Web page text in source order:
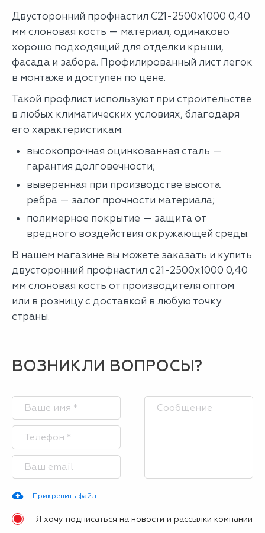
Двусторонний профнастил С21-2500х1000 0,40
мм слоновая кость — материал, одинаково
хорошо подходящий для отделки крыши,
фасада и забора. Профилированный лист легок
в монтаже и доступен по цене.
Такой профлист используют при строительстве
в любых климатических условиях, благодаря
его характеристикам:
высокопрочная оцинкованная сталь —
гарантия долговечности;
выверенная при производстве высота
ребра — залог прочности материала;
полимерное покрытие — защита от
вредного воздействия окружающей среды.
В нашем магазине вы можете заказать и купить
двусторонний профнастил с21-2500х1000 0,40
мм слоновая кость от производителя оптом
или в розницу с доставкой в любую точку
страны.
ВОЗНИКЛИ ВОПРОСЫ?
Прикрепить файл
Я хочу подписаться на новости и рассылки компании